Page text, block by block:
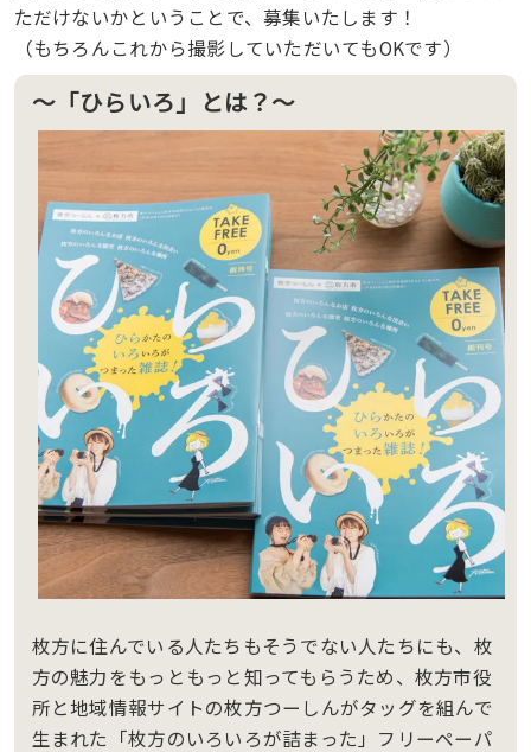
ただけないかということで、募集いたします！
（もちろんこれから撮影していただいてもOKです）
〜「ひらいろ」とは？〜
枚方に住んでいる人たちもそうでない人たちにも、枚
方の魅力をもっともっと知ってもらうため、枚方市役
所と地域情報サイトの枚方つーしんがタッグを組んで
生まれた「枚方のいろいろが詰まった」フリーペーパ